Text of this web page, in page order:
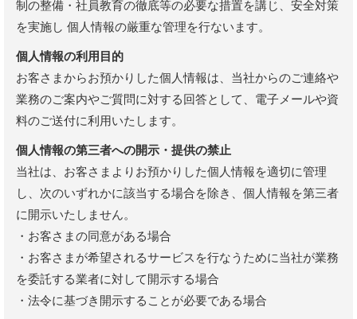
制の整備・社員教育の徹底等の必要な措置を講じ、安全対策
を実施し 個人情報の厳重な管理を行ないます。
個人情報の利用目的
お客さまからお預かりした個人情報は、当社からのご連絡や
業務のご案内やご質問に対する回答として、電子メールや資
料のご送付に利用いたします。
個人情報の第三者への開示・提供の禁止
当社は、お客さまよりお預かりした個人情報を適切に管理
し、次のいずれかに該当する場合を除き、個人情報を第三者
に開示いたしません。
・お客さまの同意がある場合
・お客さまが希望されるサービスを行なうために当社が業務
を委託する業者に対して開示する場合
・法令に基づき開示することが必要である場合